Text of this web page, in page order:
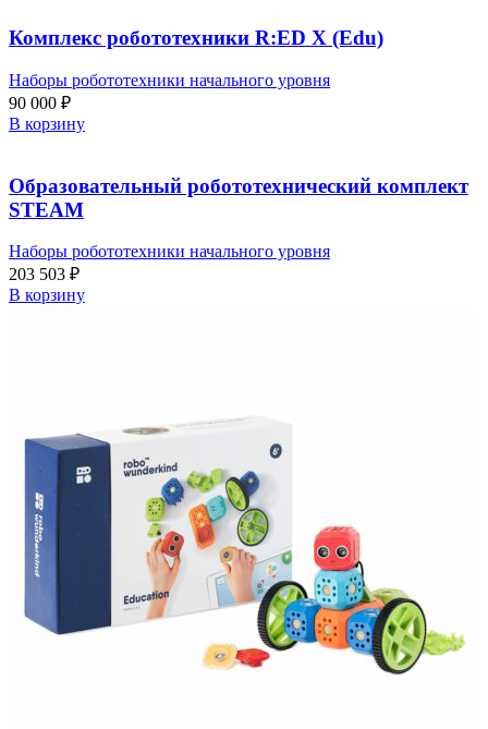
Комплекс робототехники R:ED X (Edu)
Наборы робототехники начального уровня
90 000 ₽
В корзину
Образовательный робототехнический комплект
STEAM
Наборы робототехники начального уровня
203 503 ₽
В корзину